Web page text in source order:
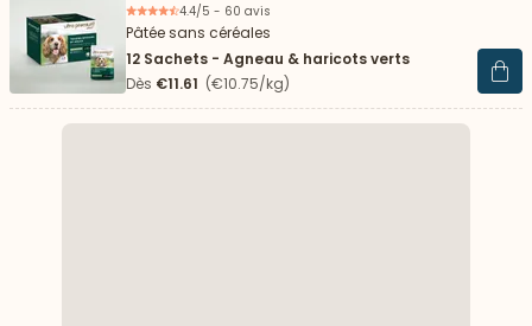
4.4/5 - 60 avis
Pâtée sans céréales
12 Sachets - Agneau & haricots verts
Dès €11.61 (€10.75/kg) Voir